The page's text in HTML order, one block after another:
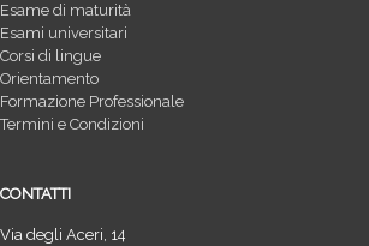
Esame di maturità
Esami universitari
Corsi di lingue
Orientamento
Formazione Professionale
Termini e Condizioni
CONTATTI
Via degli Aceri, 14